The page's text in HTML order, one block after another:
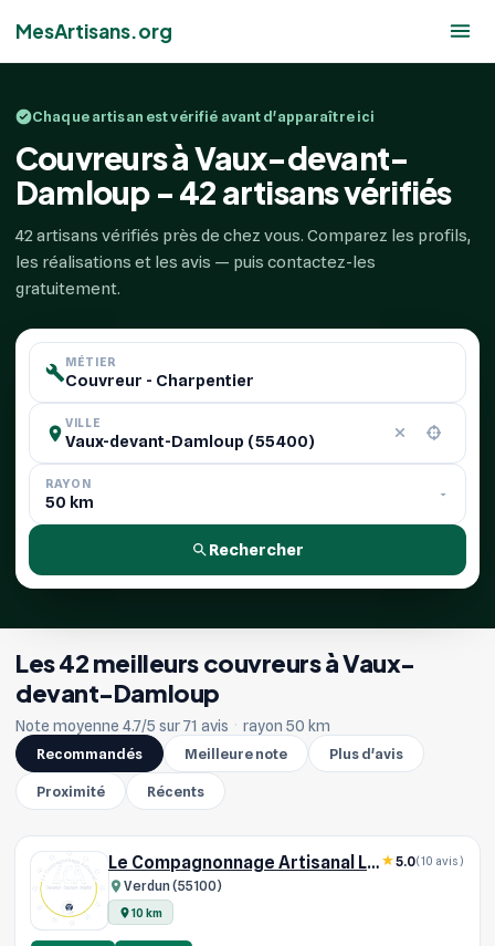
MesArtisans.org
Chaque artisan est vérifié avant d'apparaître ici
Couvreurs à Vaux-devant-
Damloup - 42 artisans vérifiés
42 artisans vérifiés près de chez vous. Comparez les profils,
les réalisations et les avis — puis contactez-les
gratuitement.
MÉTIER
VILLE
RAYON
Rechercher
Les 42 meilleurs couvreurs à Vaux-
devant-Damloup
Note moyenne 4.7/5 sur 71 avis · rayon 50 km
Recommandés
Meilleure note Plus d'avis
Proximité Récents
Le Compagnonnage Artisanal L C A
Verdun (55100)
10 km
5.0(10 avis)